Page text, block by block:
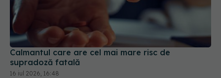
Calmantul care are cel mai mare risc de
supradoză fatală
16 iul 2026, 16:48